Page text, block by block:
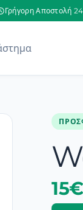
Γρήγορη Αποστολή
15€